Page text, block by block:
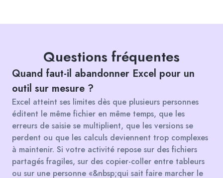
Questions fréquentes
Quand faut-il abandonner Excel pour un
outil sur mesure ?
Excel atteint ses limites dès que plusieurs personnes
éditent le même fichier en même temps, que les
erreurs de saisie se multiplient, que les versions se
perdent ou que les calculs deviennent trop complexes
à maintenir. Si votre activité repose sur des fichiers
partagés fragiles, sur des copier-coller entre tableurs
ou sur une personne «&nbsp;qui sait faire marcher le